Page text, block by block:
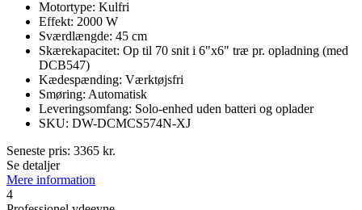
Motortype: Kulfri
Effekt: 2000 W
Sværdlængde: 45 cm
Skærekapacitet: Op til 70 snit i 6"x6" træ pr. opladning (med
DCB547)
Kædespænding: Værktøjsfri
Smøring: Automatisk
Leveringsomfang: Solo-enhed uden batteri og oplader
SKU: DW-DCMCS574N-XJ
Seneste pris: 3365 kr.
Se detaljer
Mere information
4